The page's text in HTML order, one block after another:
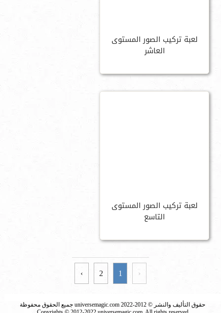
لعبة تركيب الصور المستوى
العاشر
لعبة تركيب الصور المستوى
التاسع
‹
1
2
›
حقوق التأليف والنشر © 2012-2022 universemagic.com جميع الحقوق محفوظة